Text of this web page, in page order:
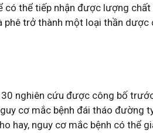
có thể tiếp nhận được lượng
phê trở thành một loại thần dược
nghiên cứu được công bố
cơ mắc bệnh đái tháo đường
hay, nguy cơ mắc bệnh có thể